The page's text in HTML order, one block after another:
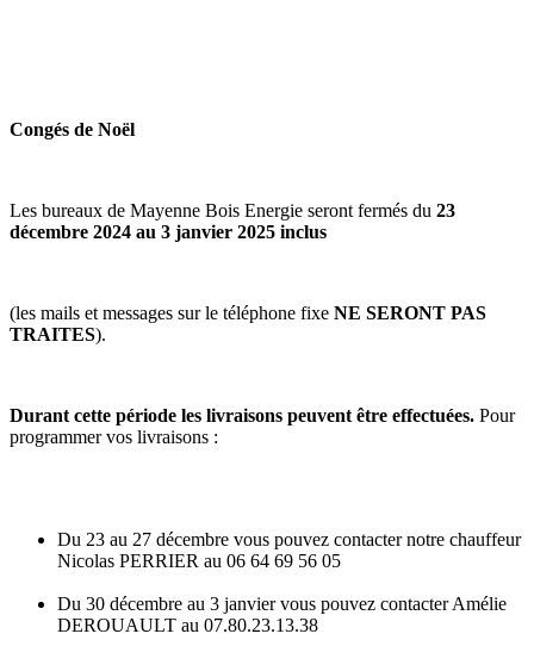
Congés de Noël
Les bureaux de Mayenne Bois Energie seront fermés du 23
décembre 2024 au 3 janvier 2025 inclus
(les mails et messages sur le téléphone fixe NE SERONT PAS
TRAITES).
Durant cette période les livraisons peuvent être effectuées. Pour
programmer vos livraisons :
Du 23 au 27 décembre vous pouvez contacter notre chauffeur
Nicolas PERRIER au 06 64 69 56 05
Du 30 décembre au 3 janvier vous pouvez contacter Amélie
DEROUAULT au 07.80.23.13.38